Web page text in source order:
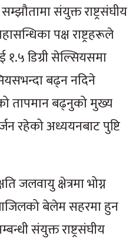
संयुक्त राष्ट्रसंघीय
पक्ष राष्ट्रहरूले
१.५ डिग्री सेल्सियसमा
बढ्न नदिने
तापमान बढ्नुको मुख्य
रहेको अध्ययनबाट पुष्टि
जलवायु क्षेत्रमा भोग्न
बेलेम सहरमा हुन
संयुक्त राष्ट्रसंघीय